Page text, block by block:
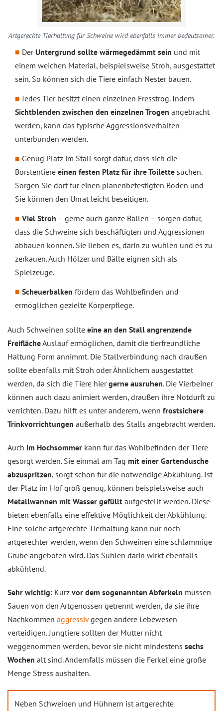
Artgerechte Tierhaltung für Schweine wird ebenfalls immer bedeutsamer.
Der Untergrund sollte wärmegedämmt sein und mit
einem weichen Material, beispielsweise Stroh, ausgestattet
sein. So können sich die Tiere einfach Nester bauen.
Jedes Tier besitzt einen einzelnen Fresstrog. Indem
Sichtblenden zwischen den einzelnen Trogen angebracht
werden, kann das typische Aggressionsverhalten
unterbunden werden.
Genug Platz im Stall sorgt dafür, dass sich die
Borstentiere einen festen Platz für ihre Toilette suchen.
Sorgen Sie dort für einen planenbefestigten Boden und
Sie können den Unrat leicht beseitigen.
Viel Stroh – gerne auch ganze Ballen – sorgen dafür,
dass die Schweine sich beschäftigten und Aggressionen
abbauen können. Sie lieben es, darin zu wühlen und es zu
zerkauen. Auch Hölzer und Bälle eignen sich als
Spielzeuge.
Scheuerbalken fördern das Wohlbefinden und
ermöglichen gezielte Körperpflege.
Auch Schweinen sollte eine an den Stall angrenzende
FreiflächeAuslauf ermöglichen, damit die tierfreundliche
Haltung Form annimmt. Die Stallverbindung nach draußen
sollte ebenfalls mit Stroh oder Ähnlichem ausgestattet
werden, da sich die Tiere hiergerne ausruhen. Die Vierbeiner
können auch dazu animiert werden, draußen ihre Notdurft zu
verrichten. Dazu hilft es unter anderem, wenn frostsichere
Trinkvorrichtungen außerhalb des Stalls angebracht werden.
Auch im Hochsommer kann für das Wohlbefinden der Tiere
gesorgt werden. Sie einmal am Tag mit einer Gartendusche
abzuspritzen, sorgt schon für die notwendige Abkühlung. Ist
der Platz im Hof groß genug, können beispielsweise auch
Metallwannen mit Wasser gefüllt aufgestellt werden. Diese
bieten ebenfalls eine effektive Möglichkeit der Abkühlung.
Eine solche artgerechte Tierhaltung kann nur noch
artgerechter werden, wenn den Schweinen eine schlammige
Grube angeboten wird. Das Suhlen darin wirkt ebenfalls
abkühlend.
Sehr wichtig: Kurz vor dem sogenannten Abferkeln müssen
Sauen von den Artgenossen getrennt werden, da sie ihre
Nachkommen aggressivgegen andere Lebewesen
verteidigen. Jungtiere sollten der Mutter nicht
weggenommen werden, bevor sie nicht mindestens sechs
Wochen alt sind. Andernfalls müssen die Ferkel eine große
Menge Stress aushalten.
Neben Schweinen und Hühnern ist artgerechte